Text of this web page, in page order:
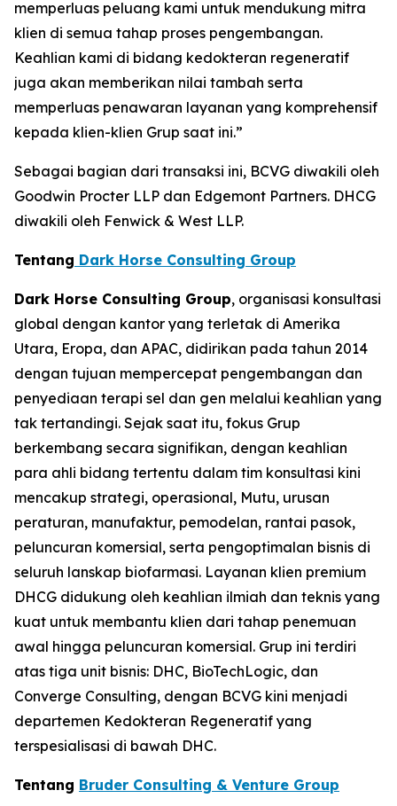
memperluas peluang kami untuk mendukung mitra
klien di semua tahap proses pengembangan.
Keahlian kami di bidang kedokteran regeneratif
juga akan memberikan nilai tambah serta
memperluas penawaran layanan yang komprehensif
kepada klien-klien Grup saat ini.”
Sebagai bagian dari transaksi ini, BCVG diwakili oleh
Goodwin Procter LLP dan Edgemont Partners. DHCG
diwakili oleh Fenwick & West LLP.
Tentang Dark Horse Consulting Group
Dark Horse Consulting Group, organisasi konsultasi
global dengan kantor yang terletak di Amerika
Utara, Eropa, dan APAC, didirikan pada tahun 2014
dengan tujuan mempercepat pengembangan dan
penyediaan terapi sel dan gen melalui keahlian yang
tak tertandingi. Sejak saat itu, fokus Grup
berkembang secara signifikan, dengan keahlian
para ahli bidang tertentu dalam tim konsultasi kini
mencakup strategi, operasional, Mutu, urusan
peraturan, manufaktur, pemodelan, rantai pasok,
peluncuran komersial, serta pengoptimalan bisnis di
seluruh lanskap biofarmasi. Layanan klien premium
DHCG didukung oleh keahlian ilmiah dan teknis yang
kuat untuk membantu klien dari tahap penemuan
awal hingga peluncuran komersial. Grup ini terdiri
atas tiga unit bisnis: DHC, BioTechLogic, dan
Converge Consulting, dengan BCVG kini menjadi
departemen Kedokteran Regeneratif yang
terspesialisasi di bawah DHC.
Tentang Bruder Consulting & Venture Group